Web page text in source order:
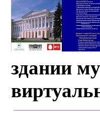
здании